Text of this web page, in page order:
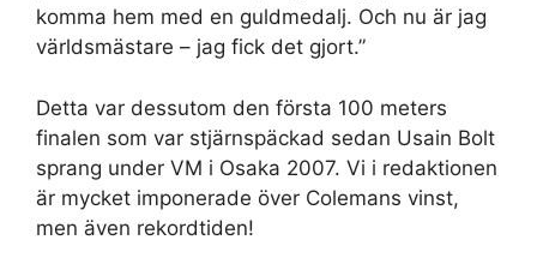
komma hem med en guldmedalj. Och nu är jag
världsmästare – jag fick det gjort.”
Detta var dessutom den första 100 meters
finalen som var stjärnspäckad sedan Usain Bolt
sprang under VM i Osaka 2007. Vi i redaktionen
är mycket imponerade över Colemans vinst,
men även rekordtiden!